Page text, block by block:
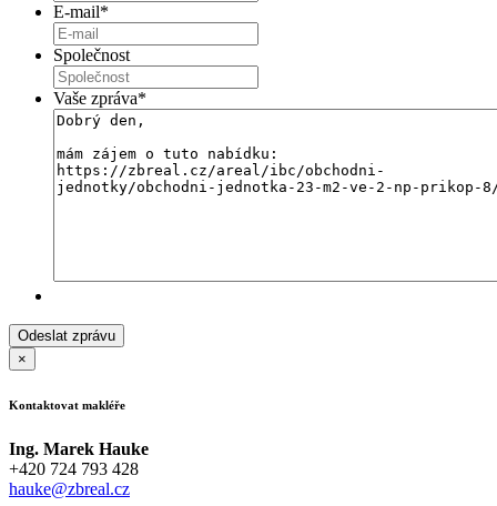
E-mail*
Společnost
Vaše zpráva*
×
Kontaktovat makléře
Ing. Marek Hauke
+420 724 793 428
hauke@zbreal.cz